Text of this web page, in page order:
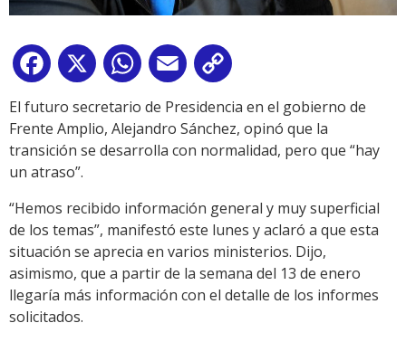
Facebook
X WhatsApp
Email
Link
El futuro secretario de Presidencia en el gobierno de
Frente Amplio, Alejandro Sánchez, opinó que la
transición se desarrolla con normalidad, pero que “hay
un atraso”.
“Hemos recibido información general y muy superficial
de los temas”, manifestó este lunes y aclaró a que esta
situación se aprecia en varios ministerios. Dijo,
asimismo, que a partir de la semana del 13 de enero
llegaría más información con el detalle de los informes
solicitados.